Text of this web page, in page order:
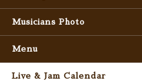
Musicians Photo
Menu
Live & Jam Calendar